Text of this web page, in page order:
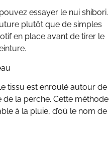
essayer le nui shibori.
plutôt que de simples
en place avant de tirer le
tissu est enroulé autour de
de la perche. Cette méthode
à la pluie, d’où le nom de